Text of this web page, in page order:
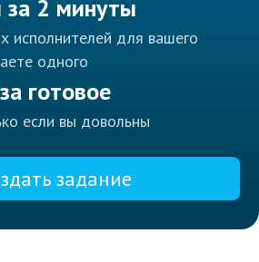
2 минуты
исполнителей для вашего
одного
готовое
если вы довольны
задание